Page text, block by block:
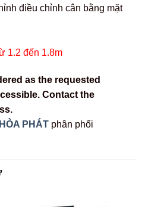
điều chỉnh cân bằng mặt
1.2 đến 1.8m
as the requested
Contact the
PHÁT phân phối